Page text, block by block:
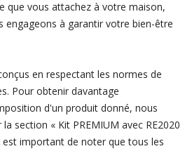
que vous attachez à votre maison,
engageons à garantir votre bien-être
en respectant les normes de
Pour obtenir davantage
d'un produit donné, nous
section « Kit PREMIUM avec RE2020
est important de noter que tous les